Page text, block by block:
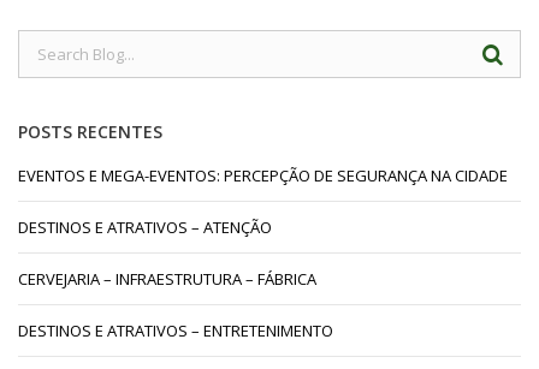
POSTS RECENTES
EVENTOS E MEGA-EVENTOS: PERCEPÇÃO DE SEGURANÇA NA CIDADE
DESTINOS E ATRATIVOS – ATENÇÃO
CERVEJARIA – INFRAESTRUTURA – FÁBRICA
DESTINOS E ATRATIVOS – ENTRETENIMENTO